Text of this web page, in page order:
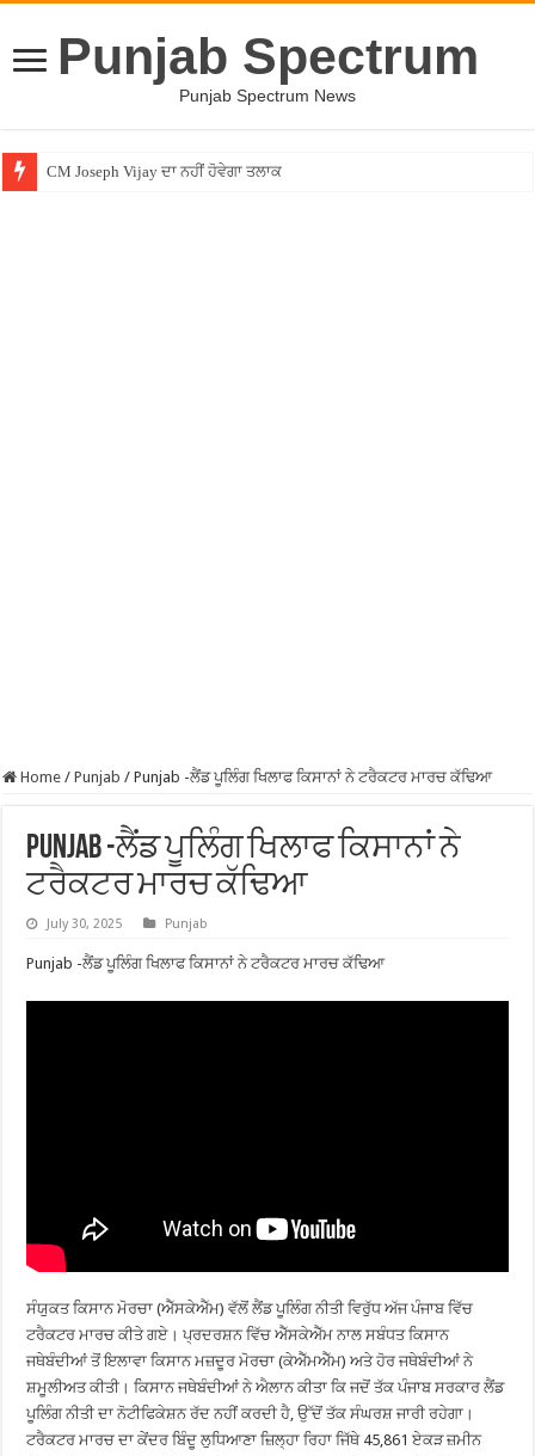
Punjab Spectrum
Punjab Spectrum News
CM Joseph Vijay ਦਾ ਨਹੀਂ ਹੋਵੇਗਾ ਤਲਾਕ
Home / Punjab / Punjab -ਲੈਂਡ ਪੂਲਿੰਗ ਖਿਲਾਫ ਕਿਸਾਨਾਂ ਨੇ ਟਰੈਕਟਰ ਮਾਰਚ ਕੱਢਿਆ
Punjab -ਲੈਂਡ ਪੂਲਿੰਗ ਖਿਲਾਫ ਕਿਸਾਨਾਂ ਨੇ
ਟਰੈਕਟਰ ਮਾਰਚ ਕੱਢਿਆ
July 30, 2025 Punjab
Punjab -ਲੈਂਡ ਪੂਲਿੰਗ ਖਿਲਾਫ ਕਿਸਾਨਾਂ ਨੇ ਟਰੈਕਟਰ ਮਾਰਚ ਕੱਢਿਆ
ਸੰਯੁਕਤ ਕਿਸਾਨ ਮੋਰਚਾ (ਐੱਸਕੇਐੱਮ) ਵੱਲੋਂ ਲੈਂਡ ਪੂਲਿੰਗ ਨੀਤੀ ਵਿਰੁੱਧ ਅੱਜ ਪੰਜਾਬ ਵਿੱਚ
ਟਰੈਕਟਰ ਮਾਰਚ ਕੀਤੇ ਗਏ। ਪ੍ਰਦਰਸ਼ਨ ਵਿੱਚ ਐੱਸਕੇਐੱਮ ਨਾਲ ਸਬੰਧਤ ਕਿਸਾਨ
ਜਥੇਬੰਦੀਆਂ ਤੋਂ ਇਲਾਵਾ ਕਿਸਾਨ ਮਜ਼ਦੂਰ ਮੋਰਚਾ (ਕੇਐੱਮਐੱਮ) ਅਤੇ ਹੋਰ ਜਥੇਬੰਦੀਆਂ ਨੇ
ਸ਼ਮੂਲੀਅਤ ਕੀਤੀ। ਕਿਸਾਨ ਜਥੇਬੰਦੀਆਂ ਨੇ ਐਲਾਨ ਕੀਤਾ ਕਿ ਜਦੋਂ ਤੱਕ ਪੰਜਾਬ ਸਰਕਾਰ ਲੈਂਡ
ਪੂਲਿੰਗ ਨੀਤੀ ਦਾ ਨੋਟੀਫਿਕੇਸ਼ਨ ਰੱਦ ਨਹੀਂ ਕਰਦੀ ਹੈ, ਉੱਦੋਂ ਤੱਕ ਸੰਘਰਸ਼ ਜਾਰੀ ਰਹੇਗਾ।
ਟਰੈਕਟਰ ਮਾਰਚ ਦਾ ਕੇਂਦਰ ਬਿੰਦੂ ਲੁਧਿਆਣਾ ਜ਼ਿਲ੍ਹਾ ਰਿਹਾ ਜਿੱਥੇ 45,861 ਏਕੜ ਜ਼ਮੀਨ